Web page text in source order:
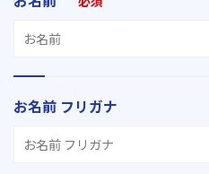
お名前 フリガナ